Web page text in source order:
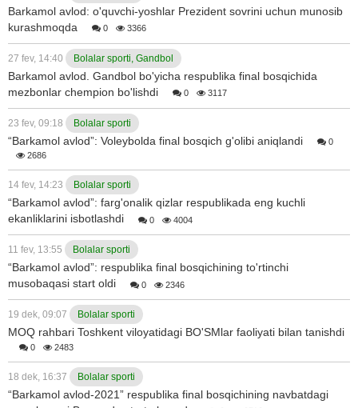
Barkamol avlod: o'quvchi-yoshlar Prezident sovrini uchun munosib
kurashmoqda
0 3366
27 fev, 14:40 Bolalar sporti, Gandbol
Barkamol avlod. Gandbol bo'yicha respublika final bosqichida
mezbonlar chempion bo'lishdi
0 3117
23 fev, 09:18 Bolalar sporti
“Barkamol avlod”: Voleybolda final bosqich g'olibi aniqlandi
0
2686
14 fev, 14:23 Bolalar sporti
“Barkamol avlod”: farg'onalik qizlar respublikada eng kuchli
ekanliklarini isbotlashdi
0 4004
11 fev, 13:55 Bolalar sporti
“Barkamol avlod”: respublika final bosqichining to'rtinchi
musobaqasi start oldi
0 2346
19 dek, 09:07 Bolalar sporti
MOQ rahbari Toshkent viloyatidagi BO'SMlar faoliyati bilan tanishdi
0 2483
18 dek, 16:37 Bolalar sporti
“Barkamol avlod-2021” respublika final bosqichining navbatdagi